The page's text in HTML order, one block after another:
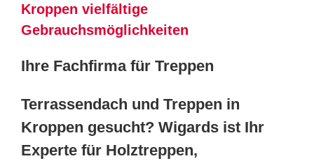
Kroppen vielfältige
Gebrauchsmöglichkeiten
Ihre Fachfirma für Treppen
Terrassendach und Treppen in
Kroppen gesucht? Wigards ist Ihr
Experte für Holztreppen,